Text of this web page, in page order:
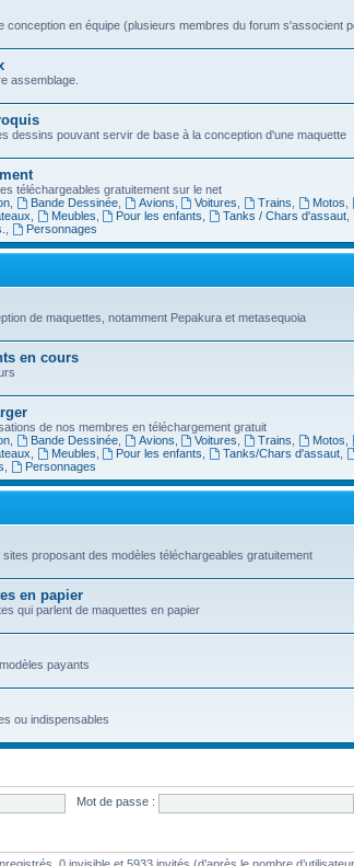
conception en équipe (plusieurs membres du forum s'associent
assemblage.
dessins pouvant servir de base à la conception d'une maquette
téléchargeables gratuitement sur le net
, Bande Dessinée, Avions Voitures Trains Motos
Meubles Pour les enfants Tanks / Chars d'assaut
Personnages
de maquettes, notamment Pepakura et metasequoia
en cours
de nos membres en téléchargement gratuit
, Bande Dessinée, Avions Voitures Trains Motos
Meubles Pour les enfants Tanks/Chars d'assaut
Personnages
proposant des modèles téléchargeables gratuitement
en papier
qui parlent de maquettes en papier
payants
ou indispensables
Mot de passe :
0 invisible et 5933 invités (d’après le nombre